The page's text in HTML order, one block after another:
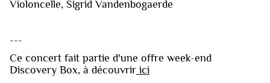
Violoncelle, Sigrid Vandenbogaerde
---
Ce concert fait partie d'une offre week-end
Discovery Box, à découvrir ici